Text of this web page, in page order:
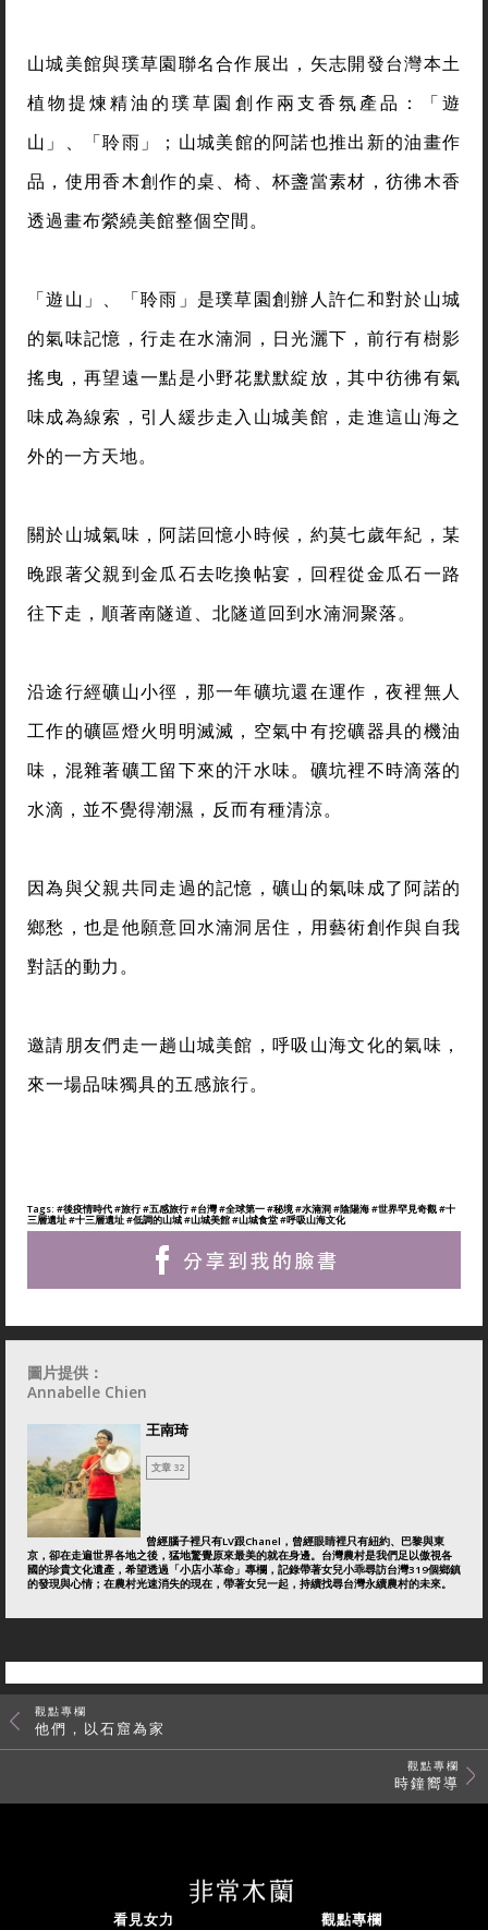
山城美館與璞草園聯名合作展出，矢志開發台灣本土
植物提煉精油的璞草園創作兩支香氛產品：「遊
山」、「聆雨」；山城美館的阿諾也推出新的油畫作
品，使用香木創作的桌、椅、杯盞當素材，彷彿木香
透過畫布縈繞美館整個空間。
「遊山」、「聆雨」是璞草園創辦人許仁和對於山城
的氣味記憶，行走在水湳洞，日光灑下，前行有樹影
搖曳，再望遠一點是小野花默默綻放，其中彷彿有氣
味成為線索，引人緩步走入山城美館，走進這山海之
外的一方天地。
關於山城氣味，阿諾回憶小時候，約莫七歲年紀，某
晚跟著父親到金瓜石去吃換帖宴，回程從金瓜石一路
往下走，順著南隧道、北隧道回到水湳洞聚落。
沿途行經礦山小徑，那一年礦坑還在運作，夜裡無人
工作的礦區燈火明明滅滅，空氣中有挖礦器具的機油
味，混雜著礦工留下來的汗水味。礦坑裡不時滴落的
水滴，並不覺得潮濕，反而有種清涼。
因為與父親共同走過的記憶，礦山的氣味成了阿諾的
鄉愁，也是他願意回水湳洞居住，用藝術創作與自我
對話的動力。
邀請朋友們走一趟山城美館，呼吸山海文化的氣味，
來一場品味獨具的五感旅行。
Tags: #後疫情時代#旅行#五感旅行#台灣#全球第一#秘境#水湳洞#陰陽海#世界罕見奇觀#十
三層遺址#十三層遺址#低調的山城#山城美館#山城食堂#呼吸山海文化
圖片提供：
Annabelle Chien
王南琦
文章 32
曾經腦子裡只有LV跟Chanel，曾經眼睛裡只有紐約、巴黎與東
京，卻在走遍世界各地之後，猛地驚覺原來最美的就在身邊。台灣農村是我們足以傲視各
國的珍貴文化遺產，希望透過「小店小革命」專欄，記錄帶著女兒小乖尋訪台灣319個鄉鎮
的發現與心情；在農村光速消失的現在，帶著女兒一起，持續找尋台灣永續農村的未來。
觀點專欄
他們，以石窟為家
觀點專欄
時鐘嚮導
看見女力 觀點專欄